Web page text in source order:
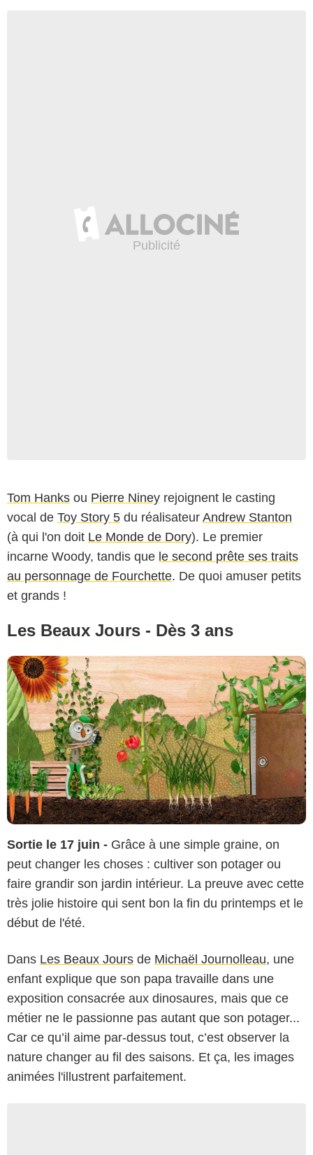
Tom Hanks ou Pierre Niney rejoignent le casting
vocal de Toy Story 5 du réalisateur Andrew Stanton
(à qui l'on doit Le Monde de Dory). Le premier
incarne Woody, tandis que le second prête ses traits
au personnage de Fourchette. De quoi amuser petits
et grands !
Les Beaux Jours - Dès 3 ans
Michaël Journolleau
Sortie le 17 juin - Grâce à une simple graine, on
peut changer les choses : cultiver son potager ou
faire grandir son jardin intérieur. La preuve avec cette
très jolie histoire qui sent bon la fin du printemps et le
début de l'été.
Dans Les Beaux Jours de Michaël Journolleau, une
enfant explique que son papa travaille dans une
exposition consacrée aux dinosaures, mais que ce
métier ne le passionne pas autant que son potager...
Car ce qu’il aime par-dessus tout, c’est observer la
nature changer au fil des saisons. Et ça, les images
animées l'illustrent parfaitement.